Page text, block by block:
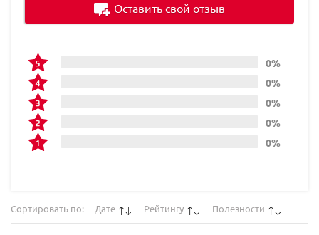
0%
0%
0%
0%
0%
Оставить свой отзыв
Сортировать по: Дате Рейтингу Полезности